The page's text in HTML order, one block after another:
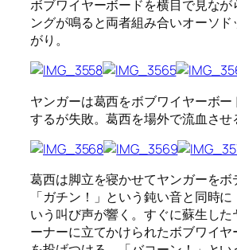
ボブワイヤーボードを横目で見な
ングが鳴ると両者組み合いオーソ
がり。
ヤンガーは葛西をボブワイヤーボー
するが失敗。葛西を場外で流血させ
葛西は脚立を寝かせてヤンガーをボ
「ガチン！」という鈍い音と同時
いう叫び声が響く。すぐに蘇生した
ーナーに立てかけられたボブワイ